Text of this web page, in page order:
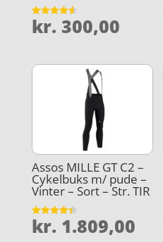
Vurderet
4.6
kr. 300,00
Assos MILLE GT C2 –
Cykelbuks m/ pude –
Vinter – Sort – Str. TIR
Vurderet
4.4
kr. 1.809,00